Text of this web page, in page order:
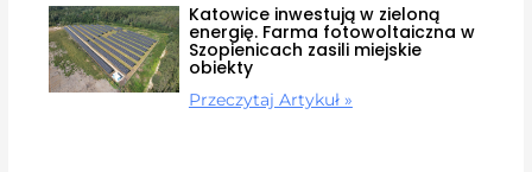
Katowice inwestują w zieloną
energię. Farma fotowoltaiczna w
Szopienicach zasili miejskie
obiekty
Przeczytaj Artykuł »